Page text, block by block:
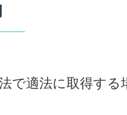
適法に取得する